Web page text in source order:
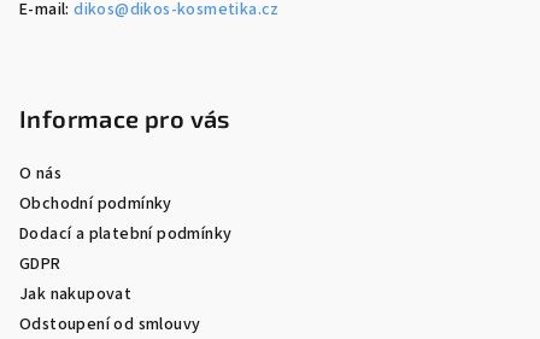
E-mail:dikos@dikos-kosmetika.cz
Informace pro vás
O nás
Obchodní podmínky
Dodací a platební podmínky
GDPR
Jak nakupovat
Odstoupení od smlouvy